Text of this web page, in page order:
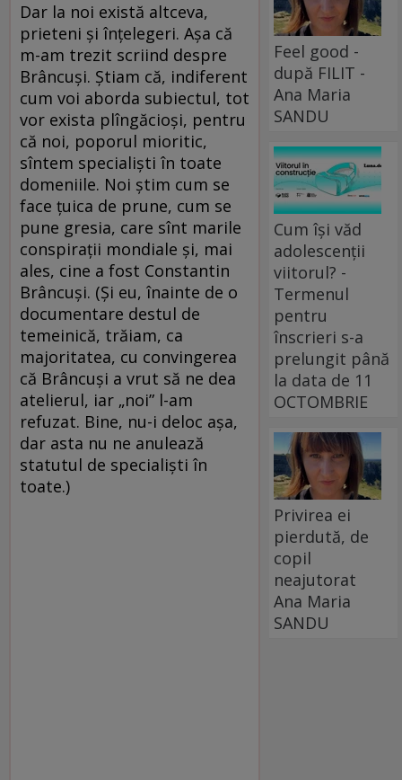
Dar la noi există altceva,
prieteni și înțelegeri. Așa că
m-am trezit scriind despre
Brâncuși. Știam că, indiferent
cum voi aborda subiectul, tot
vor exista plîngăcioși, pentru
că noi, poporul mioritic,
sîntem specialiști în toate
domeniile. Noi știm cum se
face țuica de prune, cum se
pune gresia, care sînt marile
conspirații mondiale și, mai
ales, cine a fost Constantin
Brâncuși. (Și eu, înainte de o
documentare destul de
temeinică, trăiam, ca
majoritatea, cu convingerea
că Brâncuși a vrut să ne dea
atelierul, iar „noi” l-am
refuzat. Bine, nu-i deloc așa,
dar asta nu ne anulează
statutul de specialiști în
toate.)
Feel good -
după FILIT -
Ana Maria
SANDU
Cum își văd
adolescenții
viitorul? -
Termenul
pentru
înscrieri s-a
prelungit până
la data de 11
OCTOMBRIE
Privirea ei
pierdută, de
copil
neajutorat
Ana Maria
SANDU